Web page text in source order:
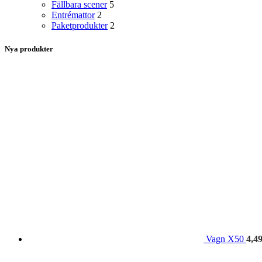
Fällbara scener 5
Entrémattor 2
Paketprodukter 2
Nya produkter
Vagn X50